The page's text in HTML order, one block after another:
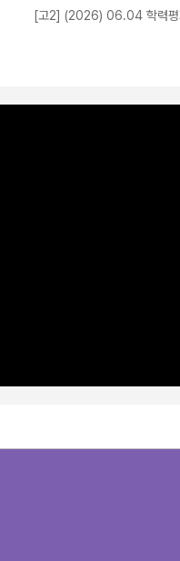
[고2] (2026) 06.04 학력평